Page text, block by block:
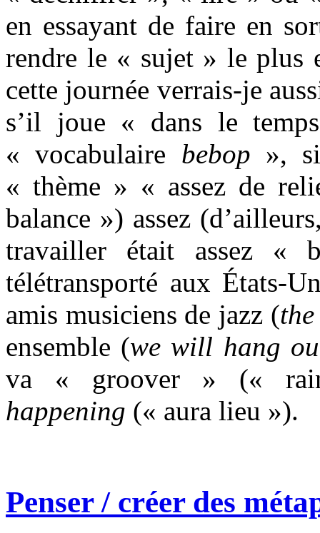
en essayant de faire en
rendre le « sujet » le plus
cette journée verrais-je
s’il joue « dans le
« vocabulaire bebop »,
« thème » « assez de
balance ») assez
travailler était assez «
télétransporté aux États-
amis musiciens de jazz (
ensemble (we will hang
va « groover » («
happening (« aura lieu »).
Penser / créer des